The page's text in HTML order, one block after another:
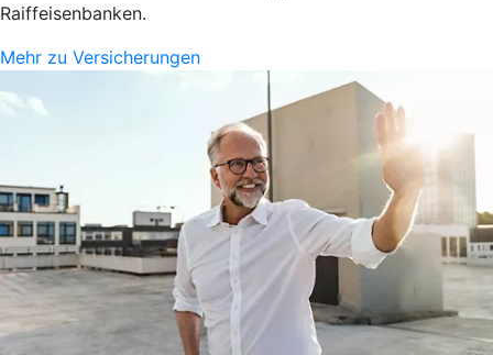
Raiffeisenbanken.
Mehr zu Versicherungen